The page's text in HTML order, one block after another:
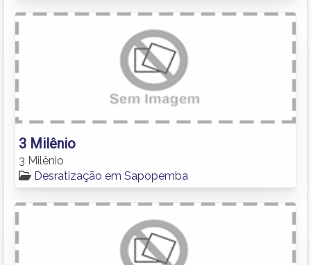
3 Milênio
3 Milênio
Desratização em Sapopemba